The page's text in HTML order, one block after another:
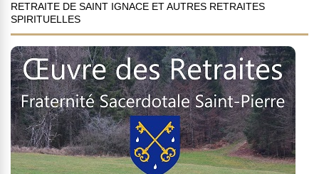
RETRAITE DE SAINT IGNACE ET AUTRES RETRAITES
SPIRITUELLES